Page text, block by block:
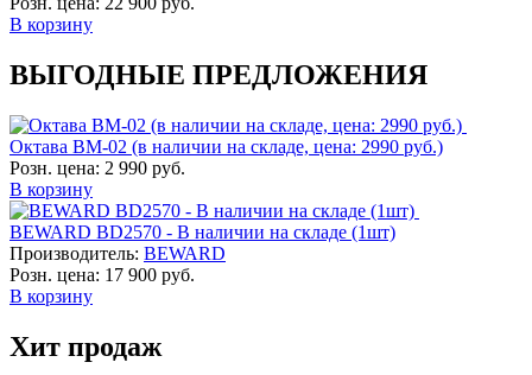
В корзину
ВЫГОДНЫЕ ПРЕДЛОЖЕНИЯ
Октава ВМ-02 (в наличии на складе, цена: 2990 руб.)
Розн. цена: 2 990 руб.
В корзину
BEWARD BD2570 - В наличии на складе (1шт)
Производитель: BEWARD
Розн. цена: 17 900 руб.
В корзину
Хит продаж